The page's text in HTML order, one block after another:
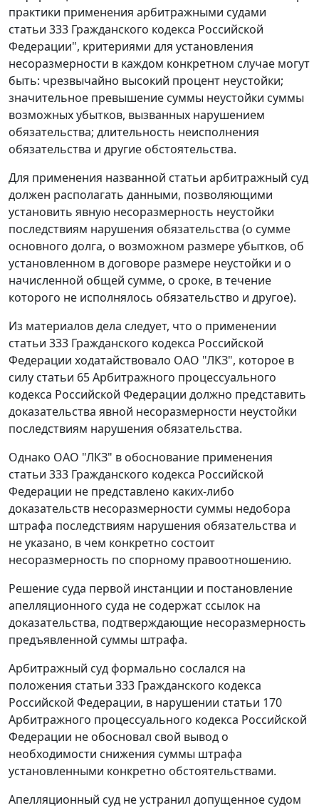
практики применения арбитражными судами
статьи 333 Гражданского кодекса Российской
Федерации", критериями для установления
несоразмерности в каждом конкретном случае могут
быть: чрезвычайно высокий процент неустойки;
значительное превышение суммы неустойки суммы
возможных убытков, вызванных нарушением
обязательства; длительность неисполнения
обязательства и другие обстоятельства.
Для применения названной статьи арбитражный суд
должен располагать данными, позволяющими
установить явную несоразмерность неустойки
последствиям нарушения обязательства (о сумме
основного долга, о возможном размере убытков, об
установленном в договоре размере неустойки и о
начисленной общей сумме, о сроке, в течение
которого не исполнялось обязательство и другое).
Из материалов дела следует, что о применении
статьи 333 Гражданского кодекса Российской
Федерации ходатайствовало ОАО "ЛКЗ", которое в
силу статьи 65Арбитражного процессуального
кодекса Российской Федерации должно представить
доказательства явной несоразмерности неустойки
последствиям нарушения обязательства.
Однако ОАО "ЛКЗ" в обоснование применения
статьи 333 Гражданского кодекса Российской
Федерации не представлено каких-либо
доказательств несоразмерности суммы недобора
штрафа последствиям нарушения обязательства и
не указано, в чем конкретно состоит
несоразмерность по спорному правоотношению.
Решение суда первой инстанции и постановление
апелляционного суда не содержат ссылок на
доказательства, подтверждающие несоразмерность
предъявленной суммы штрафа.
Арбитражный суд формально сослался на
положения статьи 333 Гражданского кодекса
Российской Федерации, в нарушении статьи 170
Арбитражного процессуального кодекса Российской
Федерации не обосновал свой вывод о
необходимости снижения суммы штрафа
установленными конкретно обстоятельствами.
Апелляционный суд не устранил допущенное судом